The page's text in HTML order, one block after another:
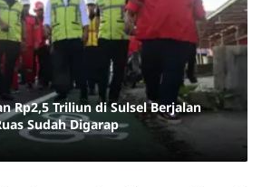
Rp2,5 Triliun di Sulsel Berjalan
Sudah Digarap